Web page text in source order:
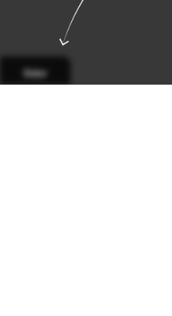
Sidor